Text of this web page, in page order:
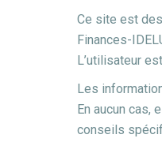
Ce site est
Finances-
L’utilisateur
Les
En aucun cas,
conseils